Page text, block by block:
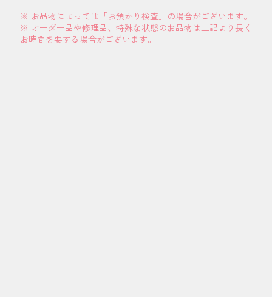
※ お品物によっては「お預かり検査」の場合がございます。
※ オーダー品や修理品、特殊な状態のお品物は上記より長く
お時間を要する場合がございます。